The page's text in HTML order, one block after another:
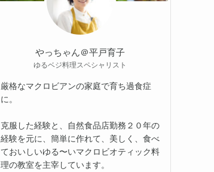
やっちゃん＠平戸育子
ゆるベジ料理スペシャリスト
厳格なマクロビアンの家庭で育ち過食症
に。
克服した経験と、自然食品店勤務２０年の
経験を元に、簡単に作れて、美しく、食べ
ておいしいゆる〜いマクロビオティック料
理の教室を主宰しています。